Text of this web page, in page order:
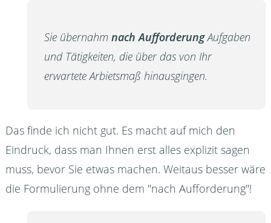
Sie übernahm nach AufforderungAufgaben
und Tätigkeiten, die über das von Ihr
erwartete Arbietsmaß hinausgingen.
Das finde ich nicht gut. Es macht auf mich den
Eindruck, dass man Ihnen erst alles explizit sagen
muss, bevor Sie etwas machen. Weitaus besser wäre
die Formulierung ohne dem "nach Aufforderung"!